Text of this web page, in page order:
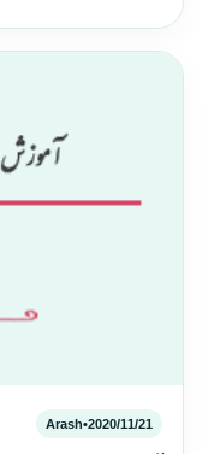
2020/11/21
•
Arash